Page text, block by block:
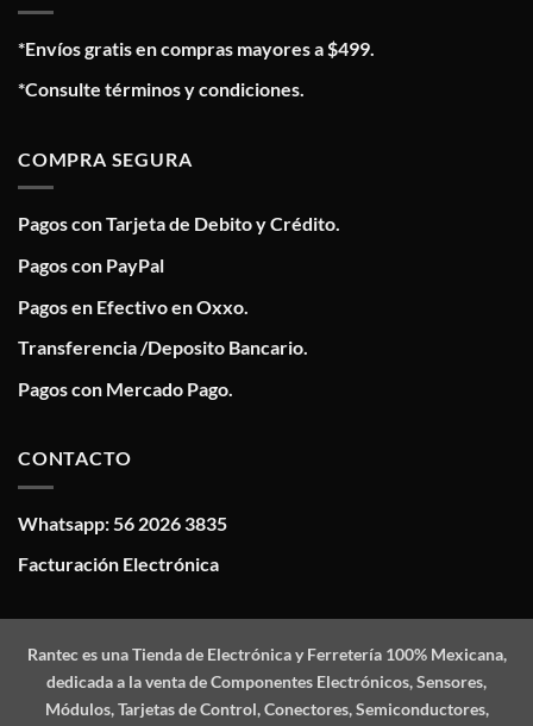
*Envíos gratis en compras mayores a $499.
*Consulte términos y condiciones.
COMPRA SEGURA
Pagos con Tarjeta de Debito y Crédito.
Pagos con PayPal
Pagos en Efectivo en Oxxo.
Transferencia /Deposito Bancario.
Pagos con Mercado Pago.
CONTACTO
Whatsapp: 56 2026 3835
Facturación Electrónica
Ranteces una Tienda de Electrónica y Ferretería 100% Mexicana,
dedicada a la venta de Componentes Electrónicos, Sensores,
Módulos, Tarjetas de Control, Conectores, Semiconductores,